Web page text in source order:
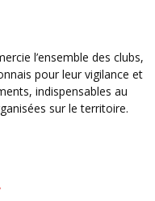
pour leur vigilance et
indispensables au
sur le territoire.